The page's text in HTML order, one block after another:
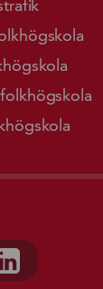
Facebook
oss på,